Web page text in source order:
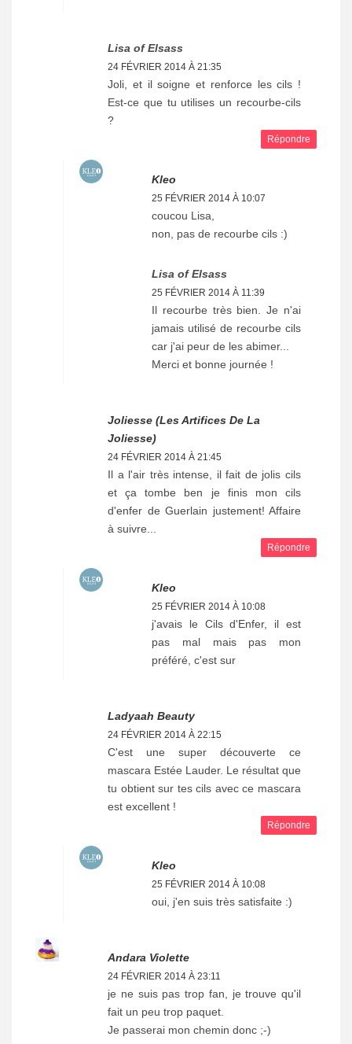
Lisa of Elsass
24 FÉVRIER 2014 À 21:35
Joli, et il soigne et renforce les cils !
Est-ce que tu utilises un recourbe-cils
?
Répondre
Kleo
25 FÉVRIER 2014 À 10:07
coucou Lisa,
non, pas de recourbe cils :)
Lisa of Elsass
25 FÉVRIER 2014 À 11:39
Il recourbe très bien. Je n'ai
jamais utilisé de recourbe cils
car j'ai peur de les abimer...
Merci et bonne journée !
Joliesse (les Artifices De La
Joliesse)
24 FÉVRIER 2014 À 21:45
Il a l'air très intense, il fait de jolis cils
et ça tombe ben je finis mon cils
d'enfer de Guerlain justement! Affaire
à suivre...
Répondre
Kleo
25 FÉVRIER 2014 À 10:08
j'avais le Cils d'Enfer, il est
pas mal mais pas mon
préféré, c'est sur
Ladyaah Beauty
24 FÉVRIER 2014 À 22:15
C'est une super découverte ce
mascara Estée Lauder. Le résultat que
tu obtient sur tes cils avec ce mascara
est excellent !
Répondre
Kleo
25 FÉVRIER 2014 À 10:08
oui, j'en suis très satisfaite :)
Andara Violette
24 FÉVRIER 2014 À 23:11
je ne suis pas trop fan, je trouve qu'il
fait un peu trop paquet.
Je passerai mon chemin donc ;-)